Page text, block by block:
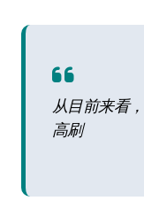
从目前来看
高刷